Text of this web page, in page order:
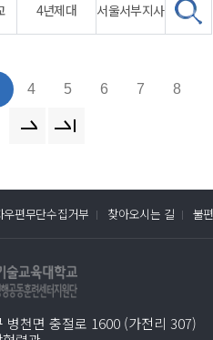
4년제대 서울서부지사
4 5 6 7 8
우편무단수집거부 찾아오시는 길 불
천면 충절로 1600 (가전리 307)